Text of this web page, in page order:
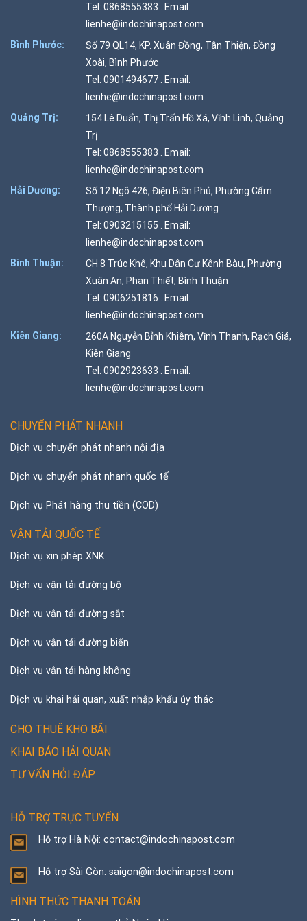
Tel: 0868555383 . Email:
lienhe@indochinapost.com
Bình Phước:
Số 79 QL14, KP. Xuân Đồng, Tân Thiện, Đồng
Xoài, Bình Phước
Tel: 0901494677 . Email:
lienhe@indochinapost.com
Quảng Trị:
154 Lê Duẩn, Thị Trấn Hồ Xá, Vĩnh Linh, Quảng
Trị
Tel: 0868555383 . Email:
lienhe@indochinapost.com
Hải Dương:
Số 12 Ngõ 426, Điện Biên Phủ, Phường Cẩm
Thượng, Thành phố Hải Dương
Tel: 0903215155 . Email:
lienhe@indochinapost.com
Bình Thuận:
CH 8 Trúc Khê, Khu Dân Cư Kênh Bàu, Phường
Xuân An, Phan Thiết, Bình Thuận
Tel: 0906251816 . Email:
lienhe@indochinapost.com
Kiên Giang:
260A Nguyễn Bỉnh Khiêm, Vĩnh Thanh, Rạch Giá,
Kiên Giang
Tel: 0902923633 . Email:
lienhe@indochinapost.com
CHUYỂN PHÁT NHANH
Dịch vụ chuyển phát nhanh nội địa
Dịch vụ chuyển phát nhanh quốc tế
Dịch vụ Phát hàng thu tiền (COD)
VẬN TẢI QUỐC TẾ
Dịch vụ xin phép XNK
Dịch vụ vận tải đường bộ
Dịch vụ vận tải đường sắt
Dịch vụ vận tải đường biển
Dịch vụ vận tải hàng không
Dịch vụ khai hải quan, xuất nhập khẩu ủy thác
CHO THUÊ KHO BÃI
KHAI BÁO HẢI QUAN
TƯ VẤN HỎI ĐÁP
HỖ TRỢ TRỰC TUYẾN
Hỗ trợ Hà Nội: contact@indochinapost.com
Hỗ trợ Sài Gòn: saigon@indochinapost.com
HÌNH THỨC THANH TOÁN